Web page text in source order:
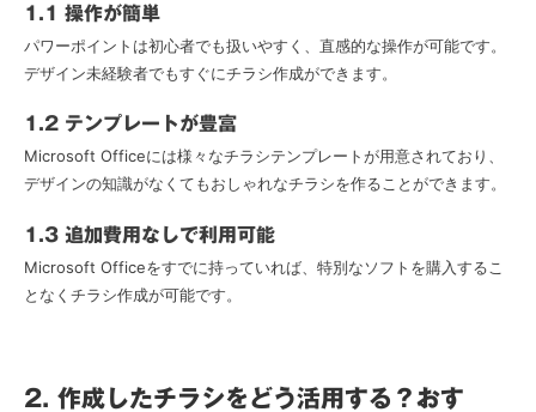
1.1 操作が簡単
パワーポイントは初心者でも扱いやすく、直感的な操作が可能です。
デザイン未経験者でもすぐにチラシ作成ができます。
1.2 テンプレートが豊富
Microsoft Officeには様々なチラシテンプレートが用意されており、
デザインの知識がなくてもおしゃれなチラシを作ることができます。
1.3 追加費用なしで利用可能
Microsoft Officeをすでに持っていれば、特別なソフトを購入するこ
となくチラシ作成が可能です。
2. 作成したチラシをどう活用する？おす